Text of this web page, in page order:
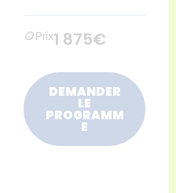
🪙Prix1 875€
DEMANDER
LE
PROGRAMM
E